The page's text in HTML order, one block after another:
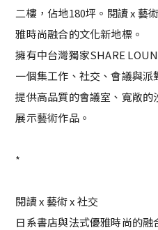
二樓，佔地180坪。閱讀 x 藝
雅時尚融合的文化新地標。
擁有中台灣獨家SHARE
一個集工作、社交、會議與
提供高品質的會議室、寬敞
展示藝術作品。
*
閱讀 x 藝術 x 社交
日系書店與法式優雅時尚的融